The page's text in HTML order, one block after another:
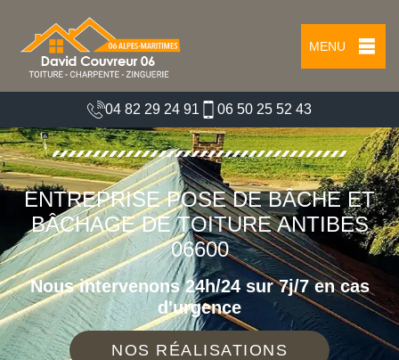
MENU
04 82 29 24 91 06 50 25 52 43
ENTREPRISE POSE DE BÂCHE ET
BÂCHAGE DE TOITURE ANTIBES
06600
Nous intervenons 24h/24 sur 7j/7 en cas
d'urgence
NOS RÉALISATIONS